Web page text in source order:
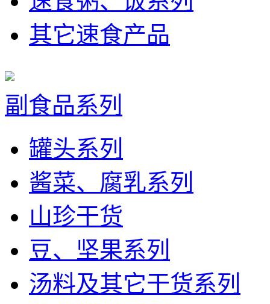
其它速食产品
副食品系列
罐头系列
酱菜、腐乳系列
山珍干货
豆、坚果系列
汤料及其它干货系列